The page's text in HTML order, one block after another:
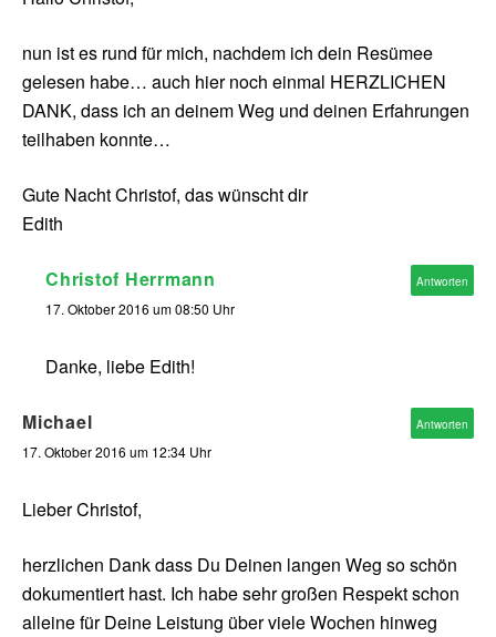
nun ist es rund für mich, nachdem ich dein Resümee
gelesen habe… auch hier noch einmal HERZLICHEN
DANK, dass ich an deinem Weg und deinen Erfahrungen
teilhaben konnte…
Gute Nacht Christof, das wünscht dir
Edith
Christof Herrmann
17. Oktober 2016 um 08:50 Uhr
Danke, liebe Edith!
Antworten
Michael
17. Oktober 2016 um 12:34 Uhr
Lieber Christof,
herzlichen Dank dass Du Deinen langen Weg so schön
dokumentiert hast. Ich habe sehr großen Respekt schon
alleine für Deine Leistung über viele Wochen hinweg
Antworten